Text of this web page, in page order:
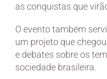
as conquistas que
O evento também
um projeto que
e debates sobre os
sociedade brasileira.